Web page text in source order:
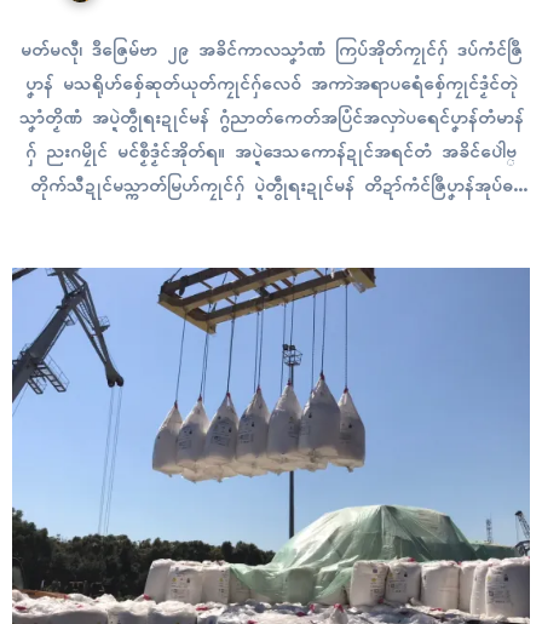
မတ်မလီု၊ ဒဳဇြေမ်ဗာ ၂၉ အခိၚ်ကာလသၞာံဏံ ကြပ်အိုတ်ကၠုၚ်ဂှ် ဒပ်ကံၚ်ဇြဳ
ပၞာန် မသရိုဟ်စှ်ေဆုတ်ယုတ်ကၠုၚ်ဂှ်လေဝ် အကာဲအရာပရေံစှ်ေကၠုၚ်ဒၟံၚ်တုဲ
သၞာံတၟိဏံ အပ္ဍဲတွဵုရးဍုၚ်မန် ဂွံညာတ်ကေတ်အပြံၚ်အလှာဲပရေၚ်ပၞာန်တံမာန်
ဂှ် ညးဂမၠိုၚ် မၚ်စၟဳဒၟံၚ်အိုတ်ရ။ အပ္ဍဲဒေသကောန်ဍုၚ်အရၚ်တံ အခိၚ်ပေါဲဗ္
တိုက်သီဍုၚ်မသ္ကာတ်မြဟ်ကၠုၚ်ဂှ် ပ္ဍဲတွဵုရးဍုၚ်မန် တိဍာ်ကံၚ်ဇြဳပၞာန်အုပ်ဓ
ဒၞါညးဍုၚ်ကွာန် ကိုဝ်အေမေန်ထောန်ဂှ်တှ်ေ ဂွံသၠုၚ်ပ္တိုန်အသိၚ်ပရေၚ်ပၞာန်နွံ
ဒၟံၚ်တုဲ နကဵုညးဍုၚ်ကွာန်တံ ဟွံမွဲပၟိက်မွဲသာ် လ္ပအာတရဴ၊ လ္ပမံၚ်ကရပ်ကံၚ်
ဇြဳပၞာန်တံဂှ် ဟီုကဵု…